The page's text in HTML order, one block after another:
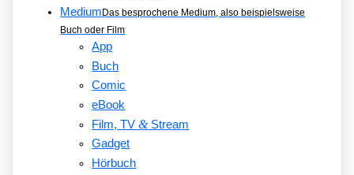
Medium Das besprochene Medium, also beispielsweise
Buch oder Film
App
Buch
Comic
eBook
Film, TV&Stream
Gadget
Hörbuch